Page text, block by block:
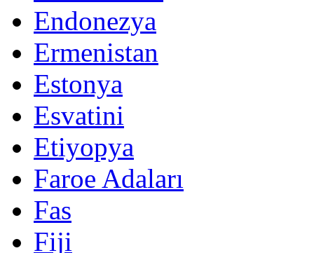
Endonezya
Ermenistan
Estonya
Esvatini
Etiyopya
Faroe Adaları
Fas
Fiji